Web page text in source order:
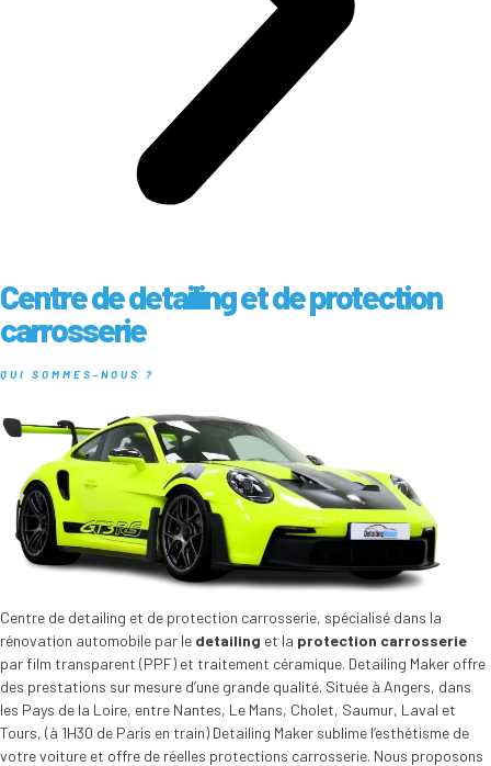
Centre de detailing et de protection
carrosserie
QUI SOMMES-NOUS ?
Centre de detailing et de protection carrosserie, spécialisé dans la
rénovation automobile par le detailing et la protection carrosserie
par film transparent (PPF) et traitement céramique. Detailing Maker offre
des prestations sur mesure d’une grande qualité. Située à Angers, dans
les Pays de la Loire, entre Nantes, Le Mans, Cholet, Saumur, Laval et
Tours, (à 1H30 de Paris en train) Detailing Maker sublime l’esthétisme de
votre voiture et offre de réelles protections carrosserie. Nous proposons